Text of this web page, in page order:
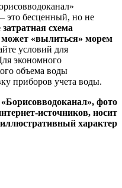
это бесценный, но не
схема
«вылиться» морем
условий для
экономного
объема воды
приборов учета воды.
фото
источников, носит
иллюстративный характер